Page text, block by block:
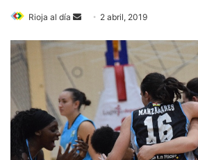
Rioja al día
n
d
n
e
m
a
2 abril, 2019